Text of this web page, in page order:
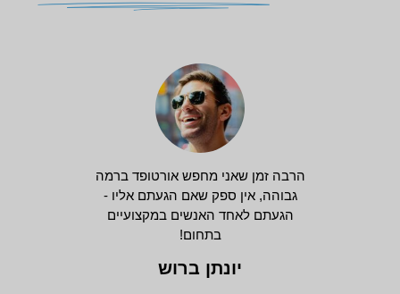
הרבה זמן שאני מחפש אורטופד ברמה
גבוהה, אין ספק שאם הגעתם אליו -
הגעתם לאחד האנשים במקצועיים
בתחום!
יונתן ברוש